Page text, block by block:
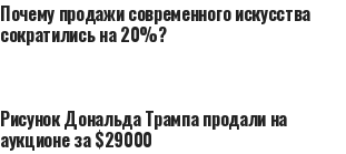
Почему продажи современного искусства
сократились на 20%?
Рисунок Дональда Трампа продали на
аукционе за $29000